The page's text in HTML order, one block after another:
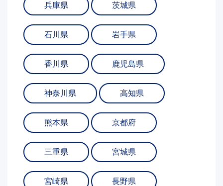
兵庫県 茨城県
石川県 岩手県
香川県 鹿児島県
神奈川県 高知県
熊本県 京都府
三重県 宮城県
宮崎県 長野県